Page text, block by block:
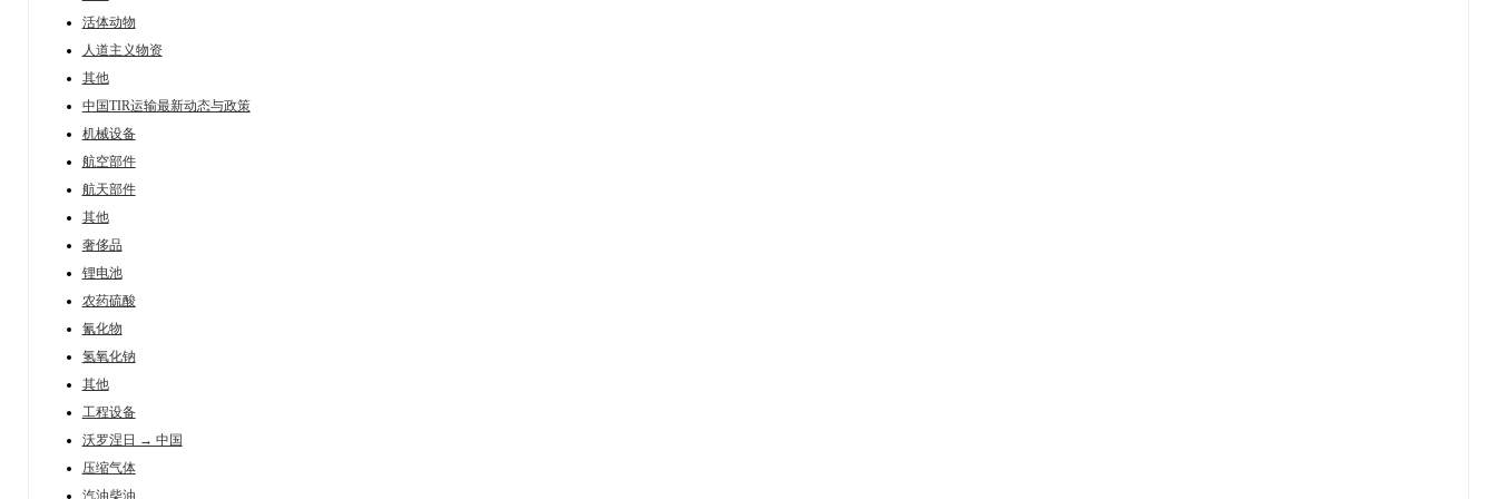
活体动物
人道主义物资
其他
中国TIR运输最新动态与政策
机械设备
航空部件
航天部件
其他
奢侈品
锂电池
农药硫酸
氰化物
氢氧化钠
其他
工程设备
沃罗涅日 → 中国
压缩气体
汽油柴油